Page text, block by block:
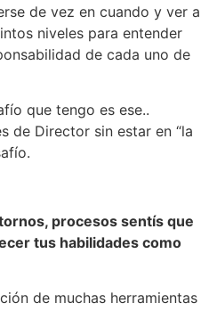
de vez en cuando y ver a
niveles para entender
de cada uno de
que tengo es ese..
de Director sin estar en “la
procesos sentís que
tus habilidades como
de muchas herramientas